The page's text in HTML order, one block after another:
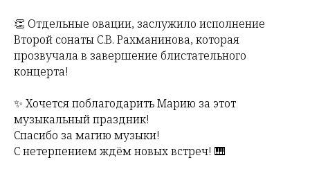
👏 Отдельные овации, заслужило исполнение
Второй сонаты С.В. Рахманинова, которая
прозвучала в завершение блистательного
концерта!
✨ Хочется поблагодарить Марию за этот
музыкальный праздник!
Спасибо за магию музыки!
С нетерпением ждём новых встреч! 🎹